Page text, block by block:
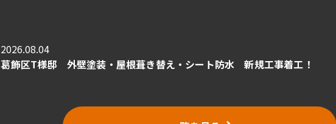
2026.08.04
葛飾区T様邸 外壁塗装・屋根葺き替え・シート防水 新規工事着工！